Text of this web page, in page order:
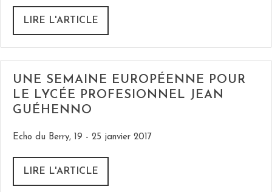
LIRE L'ARTICLE
UNE SEMAINE EUROPÉENNE POUR
LE LYCÉE PROFESIONNEL JEAN
GUÉHENNO
Echo du Berry, 19 - 25 janvier 2017
LIRE L'ARTICLE